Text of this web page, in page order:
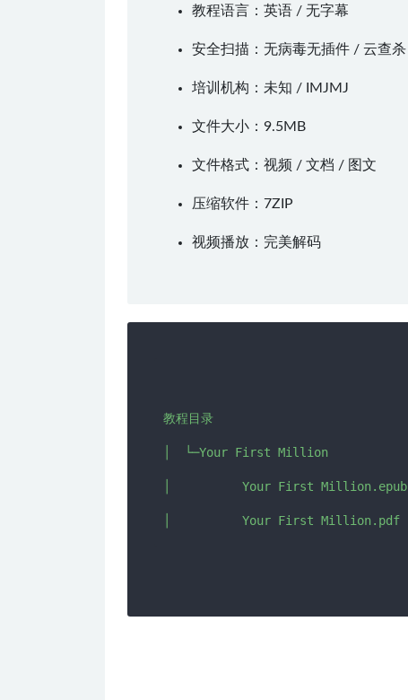
教程语言：英语 / 无字幕
安全扫描：无病毒无插件 / 云查杀
培训机构：未知 / IMJMJ
文件大小：9.5MB
文件格式：视频 / 文档 / 图文
压缩软件： 7ZIP
视频播放： 完美解码
教程目录
│  └─Your First Million
│          Your First Million.epub